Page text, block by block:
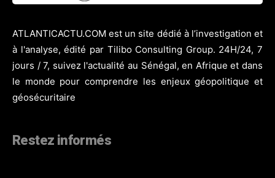
ATLANTICACTU.COM est un site dédié à l’investigation et
à l'analyse, édité par Tilibo Consulting Group. 24H/24, 7
jours / 7, suivez l'actualité au Sénégal, en Afrique et dans
le monde pour comprendre les enjeux géopolitique et
géosécuritaire
Restez informés